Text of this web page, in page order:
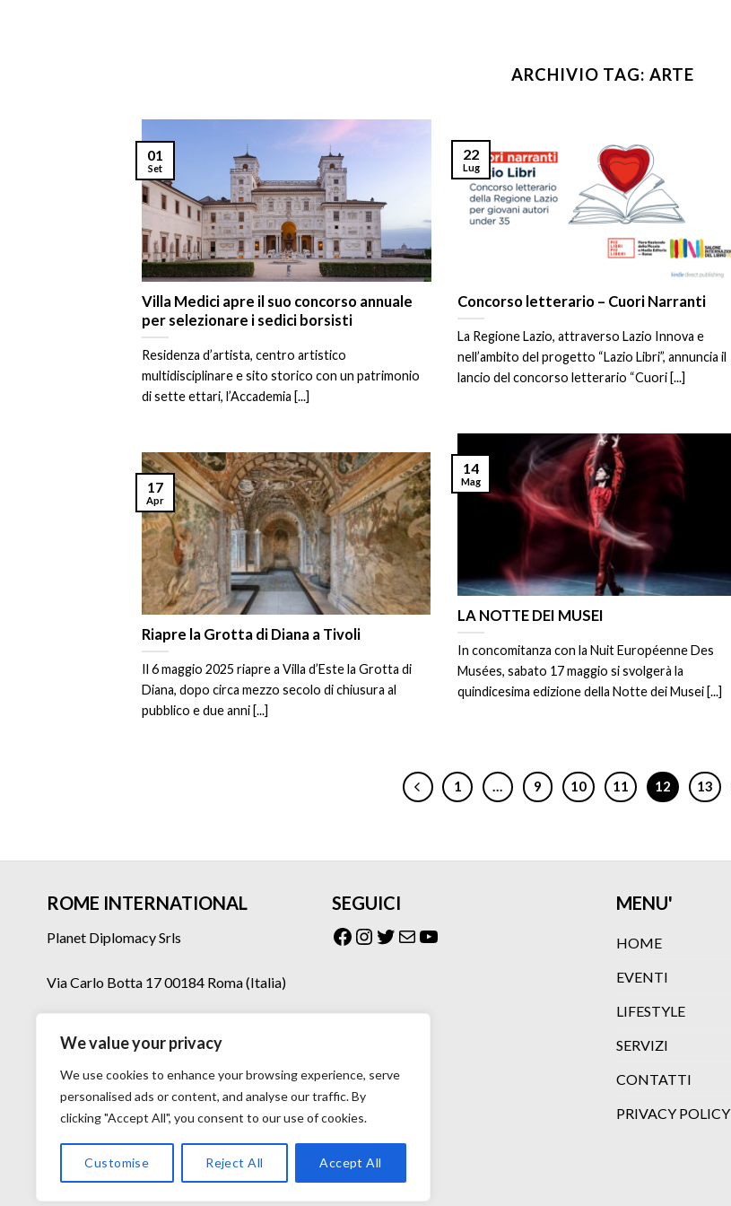
We value your privacy
We use cookies to enhance your browsing experience, serve
personalised ads or content, and analyse our traffic. By
clicking "Accept All", you consent to our use of cookies.
Customise Reject All Accept All
ARCHIVIO TAG:ARTE
Villa Medici apre il suo concorso annuale
per selezionare i sedici borsisti
Residenza d’artista, centro artistico
multidisciplinare e sito storico con un patrimonio
di sette ettari, l’Accademia [...]
01
Set
Concorso letterario – Cuori Narranti
La Regione Lazio, attraverso Lazio Innova e
nell’ambito del progetto “Lazio Libri”, annuncia il
lancio del concorso letterario “Cuori [...]
22
Lug
LA NOTTE DEI MUSEI
In concomitanza con la Nuit Européenne Des
Musées, sabato 17 maggio si svolgerà la
quindicesima edizione della Notte dei Musei [...]
14
Mag
Riapre la Grotta di Diana a Tivoli
Il 6 maggio 2025 riapre a Villa d’Este la Grotta di
Diana, dopo circa mezzo secolo di chiusura al
pubblico e due anni [...]
17
Apr
1 … 9 10 11 12 13
ROME INTERNATIONAL
Planet Diplomacy Srls
Via Carlo Botta 17 00184 Roma (Italia)
Mail: planetdiplomacy@gmail.com
SEGUICI
Facebook
Instagram
Twitter
EmailYouTube
MENU'
HOME
EVENTI
LIFESTYLE
SERVIZI
CONTATTI
PRIVACY POLICY